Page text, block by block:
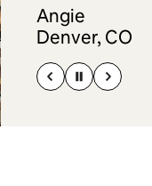
Angie
Denver, CO